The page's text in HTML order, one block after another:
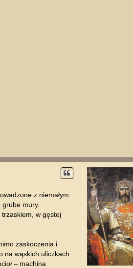
z niemałym
grube mury.
trzaskiem, w gęstej
zaskoczenia i
na wąskich uliczkach
– machina